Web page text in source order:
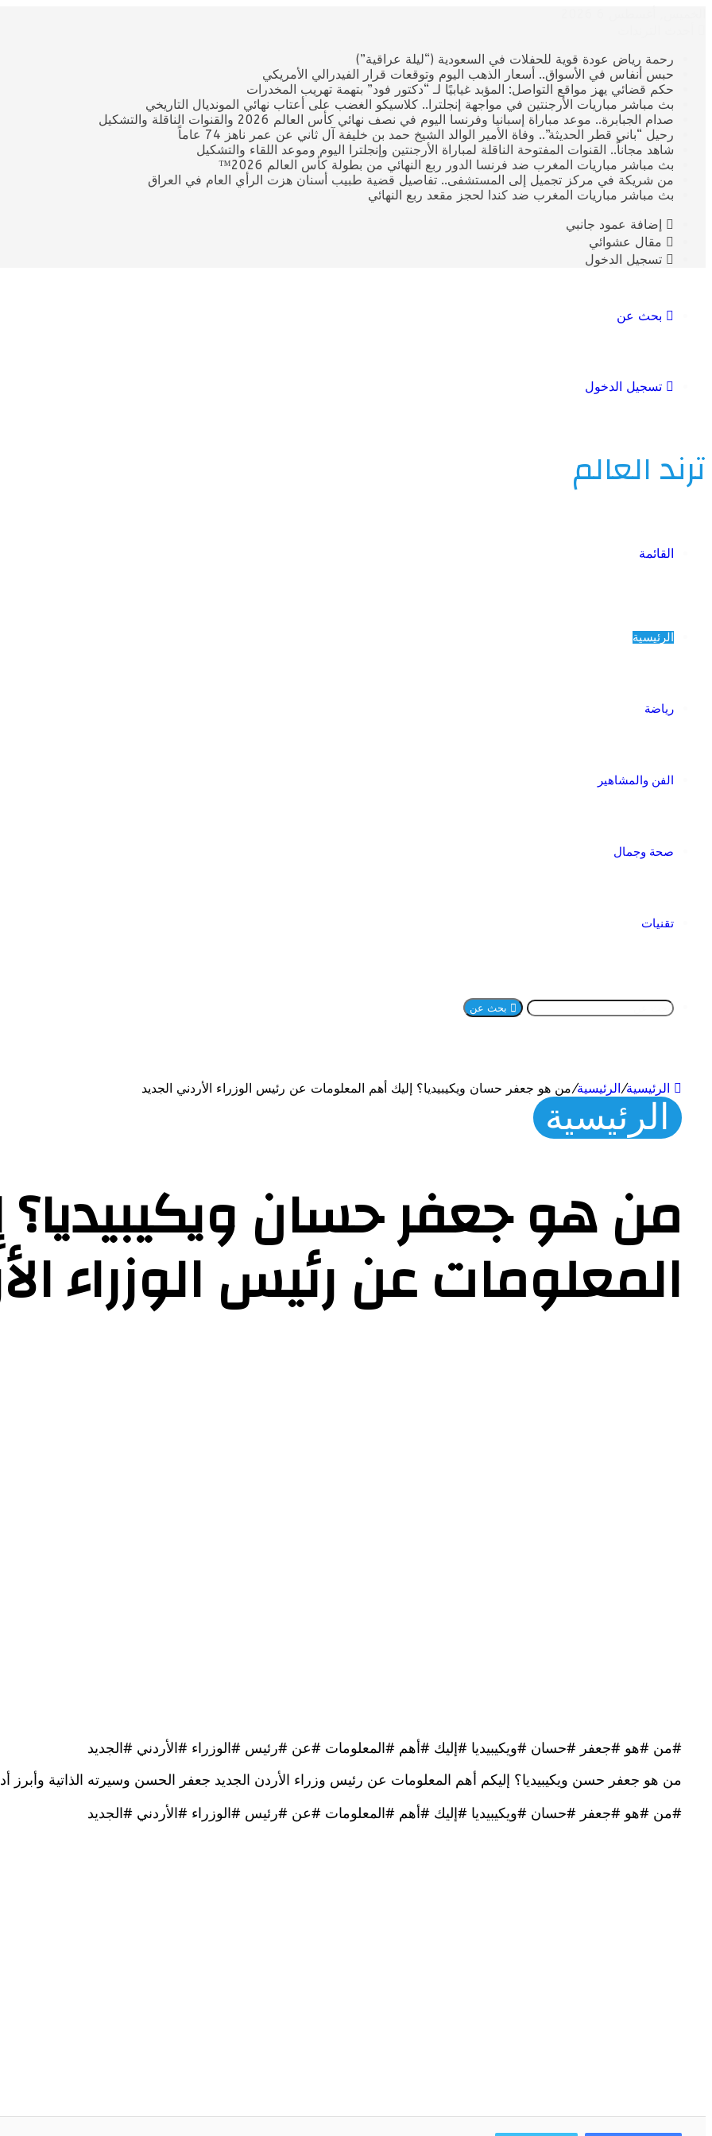
رحمة رياض عودة قوية للحفلات في السعودية (“ليلة عراقية”)
حبس أنفاس في الأسواق.. أسعار الذهب اليوم وتوقعات قرار الفيدرالي الأمريكي
حكم قضائي يهز مواقع التواصل: المؤبد غيابيًا لـ “دكتور فود” بتهمة تهريب المخدرات
بث مباشر مباريات الأرجنتين في مواجهة إنجلترا.. كلاسيكو الغضب على أعتاب نهائي المونديال التاريخي
صدام الجبابرة.. موعد مباراة إسبانيا وفرنسا اليوم في نصف نهائي كأس العالم 2026 والقنوات الناقلة والتشكيل
رحيل “باني قطر الحديثة”.. وفاة الأمير الوالد الشيخ حمد بن خليفة آل ثاني عن عمر ناهز 74 عاماً
​شاهد مجاناً.. القنوات المفتوحة الناقلة لمباراة الأرجنتين وإنجلترا اليوم وموعد اللقاء والتشكيل
بث مباشر مباريات المغرب ضد فرنسا الدور ربع النهائي من بطولة كأس العالم 2026™
من شريكة في مركز تجميل إلى المستشفى.. تفاصيل قضية طبيب أسنان هزت الرأي العام في العراق
بث مباشر مباريات المغرب ضد كندا لحجز مقعد ربع النهائي
إضافة عمود جانبي
مقال عشوائي
تسجيل الدخول
بحث عن
تسجيل الدخول
ترند العالم
القائمة
الرئيسية
رياضة
الفن والمشاهير
صحة وجمال
تقنيات
بحث عن
الرئيسية/الرئيسية/من هو جعفر حسان ويكيبيديا؟ إليك أهم المعلومات عن رئيس الوزراء الأردني الجديد
الرئيسية
من هو جعفر حسان
المعلومات عن رئيس الوزراء
#من #هو #جعفر #حسان #ويكيبيديا #إليك #أهم #المعلومات #عن #رئيس #الوزراء #الأردني #الجديد
من هو جعفر حسن ويكيبيديا؟ إليكم أهم المعلومات عن رئيس وزراء الأردن الجديد جعفر الحسن وسيرته الذاتية وأبرز
#من #هو #جعفر #حسان #ويكيبيديا #إليك #أهم #المعلومات #عن #رئيس #الوزراء #الأردني #الجديد